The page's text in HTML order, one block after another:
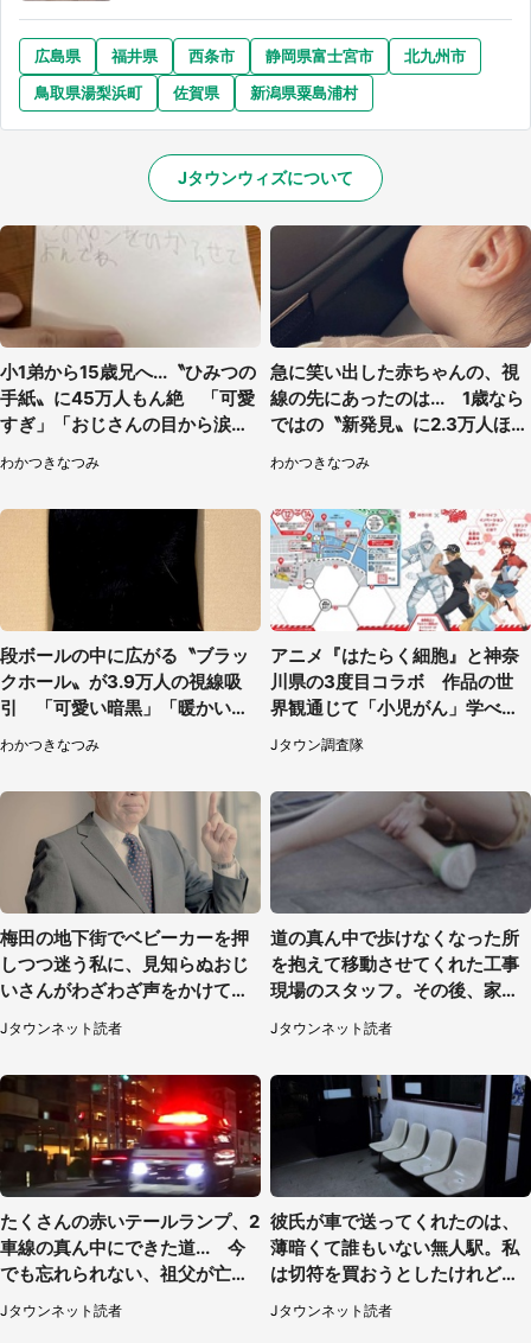
広島県 福井県 西条市 静岡県富士宮市
北九州市
鳥取県湯梨浜町
佐賀県 新潟県粟島浦村
Jタウンウィズについて
小1弟から15歳兄へ...〝ひみつの
手紙〟に45万人もん絶 「可愛
すぎ」「おじさんの目から涙出
わかつきなつみ
急に笑い出した赤ちゃんの、視
線の先にあったのは... 1歳なら
ではの〝新発見〟に2.3万人ほっ
わかつきなつみ
段ボールの中に広がる〝ブラッ
クホール〟が3.9万人の視線吸
引 「可愛い暗黒」「暖かい
闇」
わかつきなつみ
アニメ『はたらく細胞』と神奈
川県の3度目コラボ 作品の世
界観通じて「小児がん」学べる
【8／10～31※平日限定】
Jタウン調査隊
梅田の地下街でベビーカーを押
しつつ迷う私に、見知らぬおじ
いさんがわざわざ声をかけてき
て（兵庫県・30代女性）
Jタウンネット読者
道の真ん中で歩けなくなった所
を抱えて移動させてくれた工事
現場のスタッフ。その後、家ま
で私を送ると（大阪府・40代女
性）
Jタウンネット読者
たくさんの赤いテールランプ、2
車線の真ん中にできた道... 今
でも忘れられない、祖父が亡く
なった夜に見た光景（30代女
性）
Jタウンネット読者
彼氏が車で送ってくれたのは、
薄暗くて誰もいない無人駅。私
は切符を買おうとしたけれど
（山形県・20代女性）
Jタウンネット読者